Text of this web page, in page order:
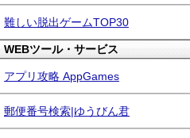
難しい脱出ゲームTOP30
WEBツール・サービス
アプリ攻略 AppGames
郵便番号検索|ゆうびん君